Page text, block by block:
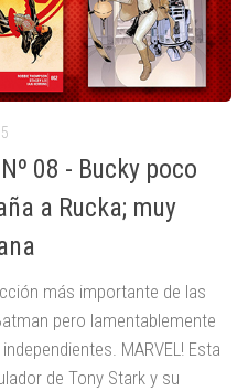
08 - Bucky poco
a Rucka; muy
más importante de las
pero lamentablemente
MARVEL! Esta
de Tony Stark y su